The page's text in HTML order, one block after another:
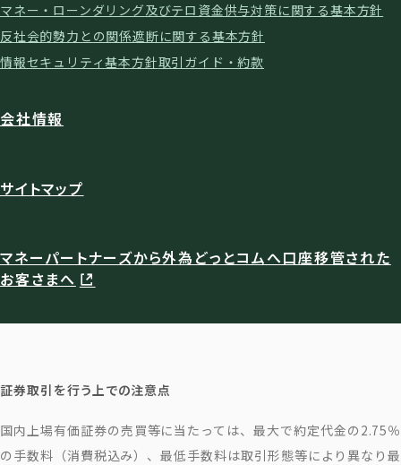
マネー・ローンダリング及びテロ資金供与対策に関する基本方針
反社会的勢力との関係遮断に関する基本方針
情報セキュリティ基本方針取引ガイド・約款
会社情報
サイトマップ
マネーパートナーズから外為どっとコムへ口座移管された
お客さまへ
証券取引を行う上での注意点
国内上場有価証券の売買等に当たっては、最大で約定代金の2.75％
の手数料（消費税込み）、最低手数料は取引形態等により異なり最